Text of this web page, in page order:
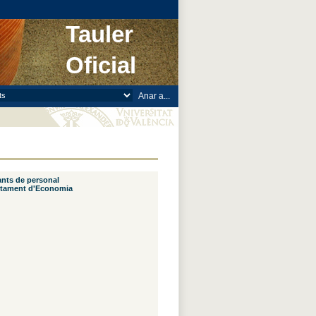
Tauler
Oficial
de personal
d'Economia